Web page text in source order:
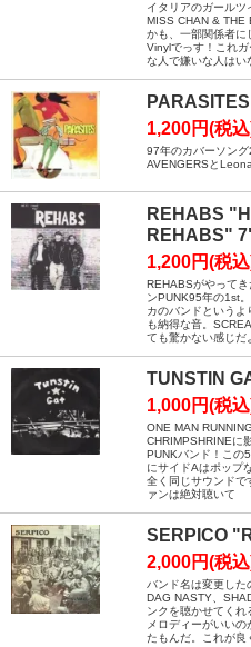
イタリアのガールツ
MISS CHAN & THE
かも、一部関係者に
Vinylでっす！これ
な人で嫌いな人はい
1,200円(税
97年のカバーソン
AVENGERSと
REHABS
REHABS"
1,200円(税
REHABSがやって
ンPUNK95年の1st
カのバンドというよ
も納得な音。
ても驚かない感じだ
TUNSTIN
1,000円(税
ONE MAN
CHRIMPSHRINEに
PUNKバンド！この
にサイドAはポップ
全く同じサウンドで
ァンは絶対聴いて
SERPICO
2,000円(税
バンド名は変更した
DAG NASTY、
ンクを聴かせてくれ
メロディーがいいの
たもんだ。これが良